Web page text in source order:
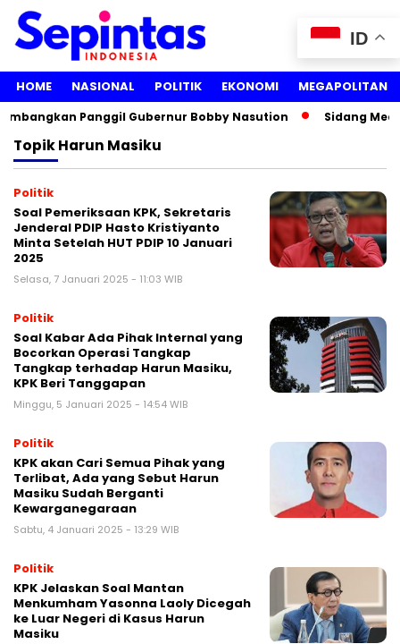
HOME NASIONAL POLITIK EKONOMI MEGAPOLITAN
Panggil Gubernur Bobby Nasution Sidang
TopikHarun Masiku
Politik
Soal Pemeriksaan KPK, Sekretaris
Jenderal PDIP Hasto Kristiyanto
Minta Setelah HUT PDIP 10 Januari
2025
Selasa, 7 Januari 2025 - 11:03 WIB
Politik
Soal Kabar Ada Pihak Internal yang
Bocorkan Operasi Tangkap
Tangkap terhadap Harun Masiku,
KPK Beri Tanggapan
Minggu, 5 Januari 2025 - 14:54 WIB
Politik
KPK akan Cari Semua Pihak yang
Terlibat, Ada yang Sebut Harun
Masiku Sudah Berganti
Kewarganegaraan
Sabtu, 4 Januari 2025 - 13:29 WIB
Politik
KPK Jelaskan Soal Mantan
Menkumham Yasonna Laoly Dicegah
ke Luar Negeri di Kasus Harun
Masiku
ID